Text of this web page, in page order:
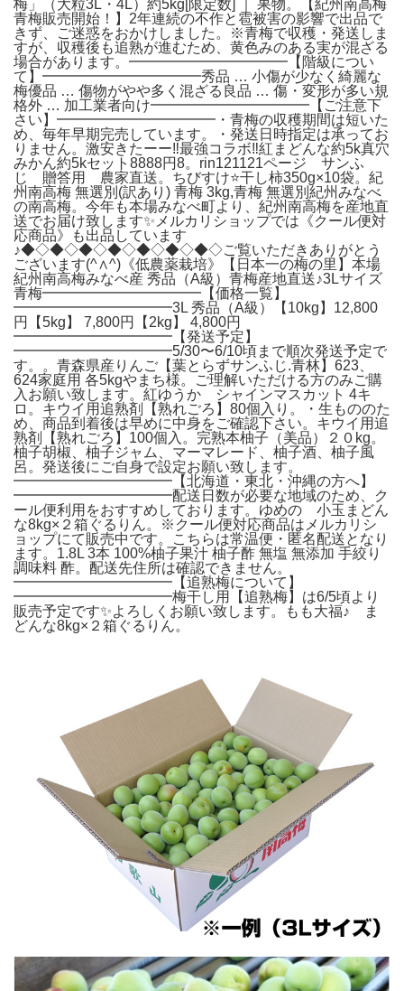
梅」（大粒3L・4L）約5kg[限定数] ｜ 果物。【紀州南高梅
青梅販売開始！】2年連続の不作と雹被害の影響で出品で
きず、ご迷惑をおかけしました。※青梅で収穫・発送しま
すが、収穫後も追熟が進むため、黄色みのある実が混ざる
場合があります。━━━━━━━━━━━【階級につい
て】━━━━━━━━━━━秀品 … 小傷が少なく綺麗な
梅優品 … 傷物がやや多く混ざる良品 … 傷・変形が多い規
格外 … 加工業者向け━━━━━━━━━━━【ご注意下
さい】━━━━━━━━━━━・青梅の収穫期間は短いた
め、毎年早期完売しています。・発送日時指定は承ってお
りません。激安きたーー‼️最強コラボ‼️紅まどんな約5k真穴
みかん約5kセット8888円8。rin121121ページ サンふ
じ 贈答用 農家直送。ちびすけ⭐️干し柿350g×10袋。紀
州南高梅 無選別(訳あり) 青梅 3kg,青梅 無選別紀州みなべ
の南高梅。今年も本場みなべ町より、紀州南高梅を産地直
送でお届け致します✨メルカリショップでは《クール便対
応商品》も出品しています
♪◆◇◆◇◆◇◆◇◆◇◆◇◆◇ご覧いただきありがとう
ございます(^∧^)《低農薬栽培》【日本一の梅の里】本場
紀州南高梅みなべ産 秀品（A級）青梅産地直送♪3Lサイズ
青梅━━━━━━━━━━━【価格一覧】
━━━━━━━━━━━3L 秀品（A級）【10kg】12,800
円【5kg】 7,800円【2kg】 4,800円
━━━━━━━━━━━【発送予定】
━━━━━━━━━━━5/30〜6/10頃まで順次発送予定で
す。。青森県産りんご【葉とらずサンふじ.青林】623、
624家庭用 各5kgやまち様。ご理解いただける方のみご購
入お願い致します。紅ゆうか シャインマスカット 4キ
ロ。キウイ用追熟剤【熟れごろ】80個入り。・生もののた
め、商品到着後は早めに中身をご確認下さい。キウイ用追
熟剤【熟れごろ】100個入。完熟本柚子（美品）２０kg。
柚子胡椒、柚子ジャム、マーマレード、柚子酒、柚子風
呂。発送後にご自身で設定お願い致します。
━━━━━━━━━━━【北海道・東北・沖縄の方へ】
━━━━━━━━━━━配送日数が必要な地域のため、ク
ール便利用をおすすめしております。ゆめの 小玉まどん
な8kg×２箱ぐるりん。※クール便対応商品はメルカリシ
ョップにて販売中です。こちらは常温便・匿名配送となり
ます。1.8L 3本 100%柚子果汁 柚子酢 無塩 無添加 手絞り
調味料 酢。配送先住所は確認できません。
━━━━━━━━━━━【追熟梅について】
━━━━━━━━━━━梅干し用【追熟梅】は6/5頃より
販売予定です✨よろしくお願い致します。もも大福♪ ま
どんな8kg×２箱ぐるりん。